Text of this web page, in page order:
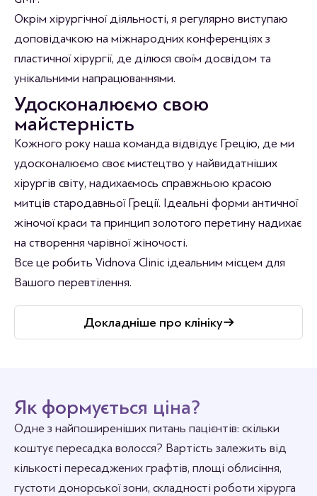
Окрім хірургічної діяльності, я регулярно виступаю
доповідачкою на міжнародних конференціях з
пластичної хірургії, де ділюся своїм досвідом та
унікальними напрацюваннями.
Удосконалюємо свою
майстерність
Кожного року наша команда відвідує Грецію, де ми
удосконалюємо своє мистецтво у найвидатніших
хірургів світу, надихаємось справжньою красою
митців стародавньої Греції. Ідеальні форми античної
жіночої краси та принцип золотого перетину надихає
на створення чарівної жіночості.
Все це робить Vidnova Clinic ідеальним місцем для
Вашого перевтілення.
Докладніше про клініку
Як формується ціна?
Одне з найпоширеніших питань пацієнтів: скільки
коштує пересадка волосся? Вартість залежить від
кількості пересаджених графтів, площі облисіння,
густоти донорської зони, складності роботи хірурга